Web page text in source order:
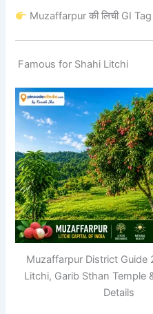
Muzaffarpur की लिची GI Tag
Famous for Shahi Litchi
Muzaffarpur District Guide
Litchi, Garib Sthan Temple
Details